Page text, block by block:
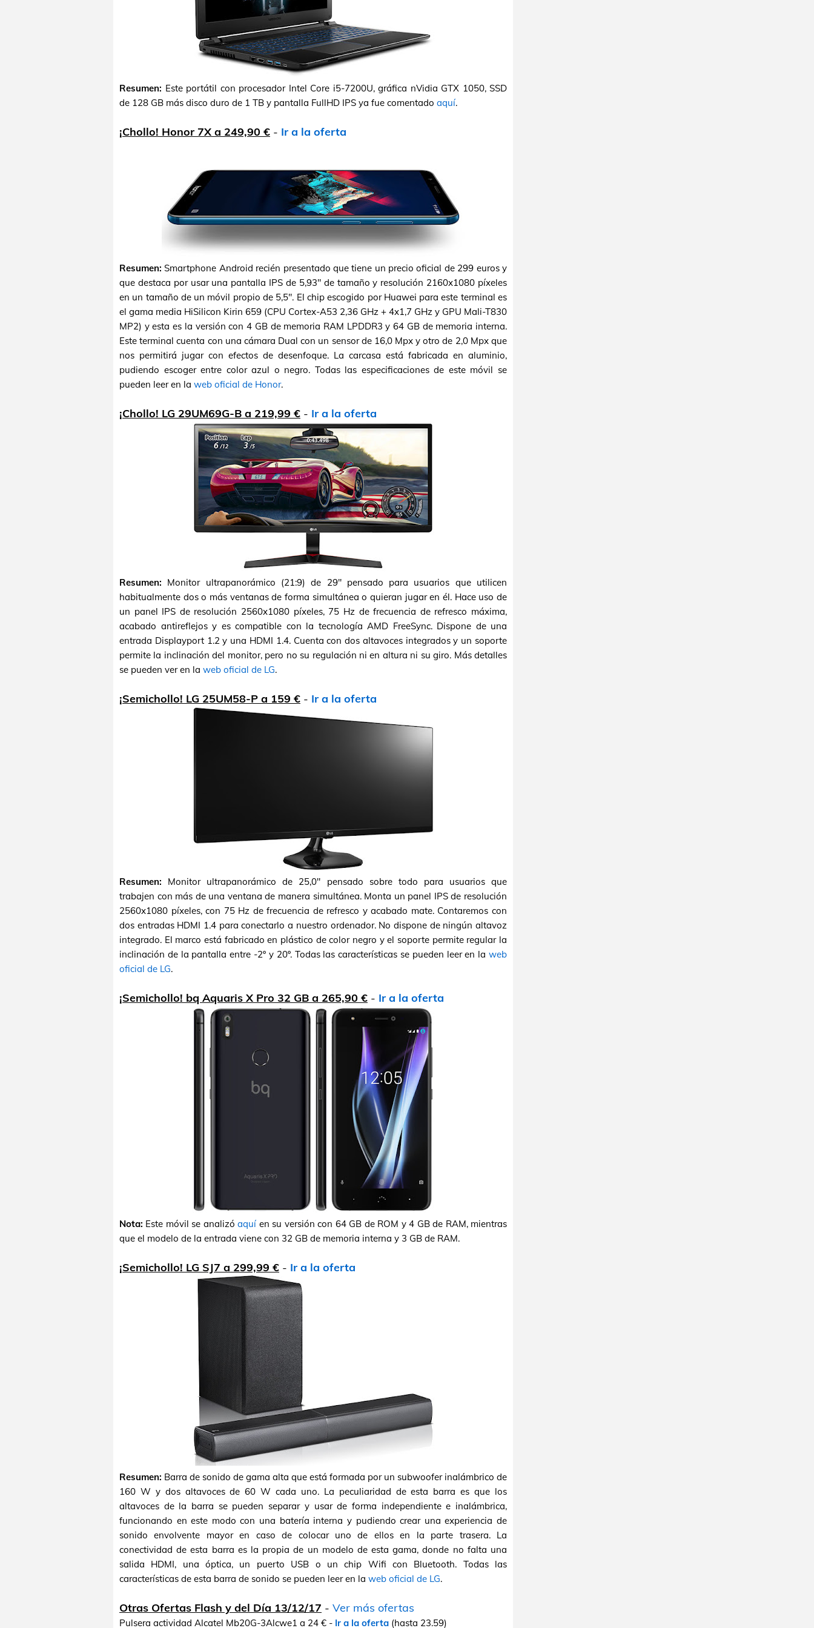
Resumen: Este portátil con procesador Intel Core i5-7200U, gráfica nVidia GTX 1050, SSD
de 128 GB más disco duro de 1 TB y pantalla FullHD IPS ya fue comentado aquí.
¡Chollo! Honor 7X a 249,90 € - Ir a la oferta
Resumen: Smartphone Android recién presentado que tiene un precio oficial de 299 euros y
que destaca por usar una pantalla IPS de 5,93" de tamaño y resolución 2160x1080 píxeles
en un tamaño de un móvil propio de 5,5". El chip escogido por Huawei para este terminal es
el gama media HiSilicon Kirin 659 (CPU Cortex-A53 2,36 GHz + 4x1,7 GHz y GPU Mali-T830
MP2) y esta es la versión con 4 GB de memoria RAM LPDDR3 y 64 GB de memoria interna.
Este terminal cuenta con una cámara Dual con un sensor de 16,0 Mpx y otro de 2,0 Mpx que
nos permitirá jugar con efectos de desenfoque. La carcasa está fabricada en aluminio,
pudiendo escoger entre color azul o negro. Todas las especificaciones de este móvil se
pueden leer en la web oficial de Honor.
¡Chollo! LG 29UM69G-B a 219,99 € - Ir a la oferta
Resumen: Monitor ultrapanorámico (21:9) de 29" pensado para usuarios que utilicen
habitualmente dos o más ventanas de forma simultánea o quieran jugar en él. Hace uso de
un panel IPS de resolución 2560x1080 píxeles, 75 Hz de frecuencia de refresco máxima,
acabado antireflejos y es compatible con la tecnología AMD FreeSync. Dispone de una
entrada Displayport 1.2 y una HDMI 1.4. Cuenta con dos altavoces integrados y un soporte
permite la inclinación del monitor, pero no su regulación ni en altura ni su giro. Más detalles
se pueden ver en la web oficial de LG.
¡Semichollo! LG 25UM58-P a 159 € - Ir a la oferta
Resumen: Monitor ultrapanorámico de 25,0" pensado sobre todo para usuarios que
trabajen con más de una ventana de manera simultánea. Monta un panel IPS de resolución
2560x1080 píxeles, con 75 Hz de frecuencia de refresco y acabado mate. Contaremos con
dos entradas HDMI 1.4 para conectarlo a nuestro ordenador. No dispone de ningún altavoz
integrado. El marco está fabricado en plástico de color negro y el soporte permite regular la
inclinación de la pantalla entre -2º y 20º. Todas las características se pueden leer en la web
oficial de LG.
¡Semichollo! bq Aquaris X Pro 32 GB a 265,90 € - Ir a la oferta
Nota: Este móvil se analizóaquí en su versión con 64 GB de ROM y 4 GB de RAM, mientras
que el modelo de la entrada viene con 32 GB de memoria interna y 3 GB de RAM.
¡Semichollo! LG SJ7 a 299,99 € - Ir a la oferta
Resumen: Barra de sonido de gama alta que está formada por un subwoofer inalámbrico de
160 W y dos altavoces de 60 W cada uno. La peculiaridad de esta barra es que los
altavoces de la barra se pueden separar y usar de forma independiente e inalámbrica,
funcionando en este modo con una batería interna y pudiendo crear una experiencia de
sonido envolvente mayor en caso de colocar uno de ellos en la parte trasera. La
conectividad de esta barra es la propia de un modelo de esta gama, donde no falta una
salida HDMI, una óptica, un puerto USB o un chip Wifi con Bluetooth. Todas las
características de esta barra de sonido se pueden leer en la web oficial de LG.
Otras Ofertas Flash y del Día 13/12/17 - Ver más ofertas
Pulsera actividad Alcatel Mb20G-3Alcwe1 a 24 € - Ir a la oferta (hasta 23.59)